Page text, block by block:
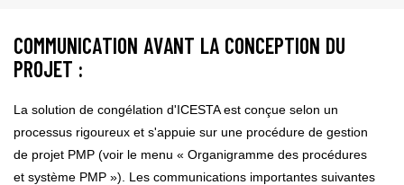
COMMUNICATION AVANT LA CONCEPTION DU
PROJET :
La solution de congélation d'ICESTA est conçue selon un
processus rigoureux et s'appuie sur une procédure de gestion
de projet PMP (voir le menu « Organigramme des procédures
et système PMP »). Les communications importantes suivantes